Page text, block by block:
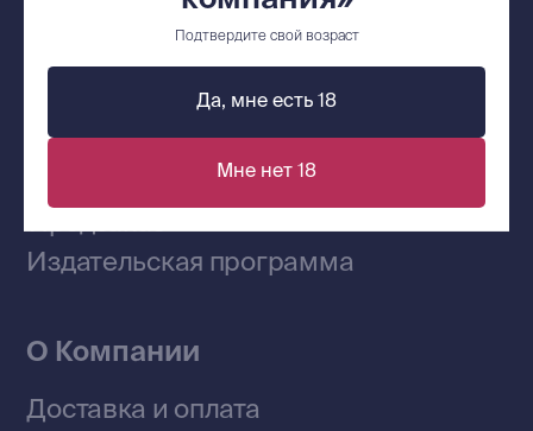
Подтвердите свой возраст
Да, мне есть 18
Мне нет 18
Сообщество ВКонтакте
Наши книги на «Авито»